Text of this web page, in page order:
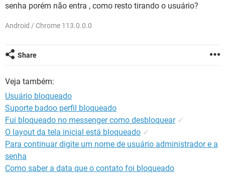
GUIA DE COMPRAS
OUTLOOK EXCEL
senha porém não entra , como resto tirando o usuário?
Android / Chrome 113.0.0.0
Share
Veja também:
Usuário bloqueado
Suporte badoo perfil bloqueado
Fui bloqueado no messenger como desbloquear ✓
O layout da tela inicial está bloqueado ✓
Para continuar digite um nome de usuário administrador e a
senha
Como saber a data que o contato foi bloqueado